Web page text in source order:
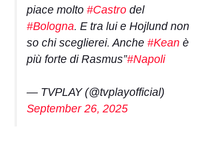
piace molto #Castro del
#Bologna. E tra lui e Hojlund non
so chi sceglierei. Anche #Kean è
più forte di Rasmus”#Napoli
— TVPLAY (@tvplayofficial)
September 26, 2025